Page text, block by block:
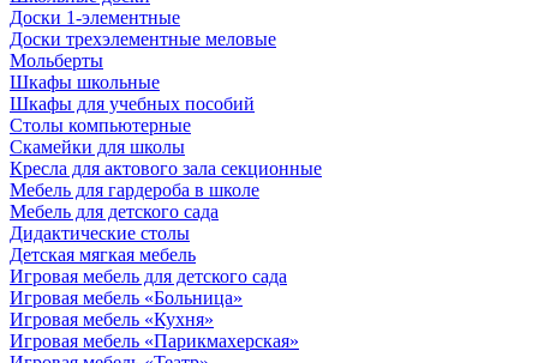
Доски 1-элементные
Доски трехэлементные меловые
Мольберты
Шкафы школьные
Шкафы для учебных пособий
Столы компьютерные
Скамейки для школы
Кресла для актового зала секционные
Мебель для гардероба в школе
Мебель для детского сада
Дидактические столы
Детская мягкая мебель
Игровая мебель для детского сада
Игровая мебель «Больница»
Игровая мебель «Кухня»
Игровая мебель «Парикмахерская»